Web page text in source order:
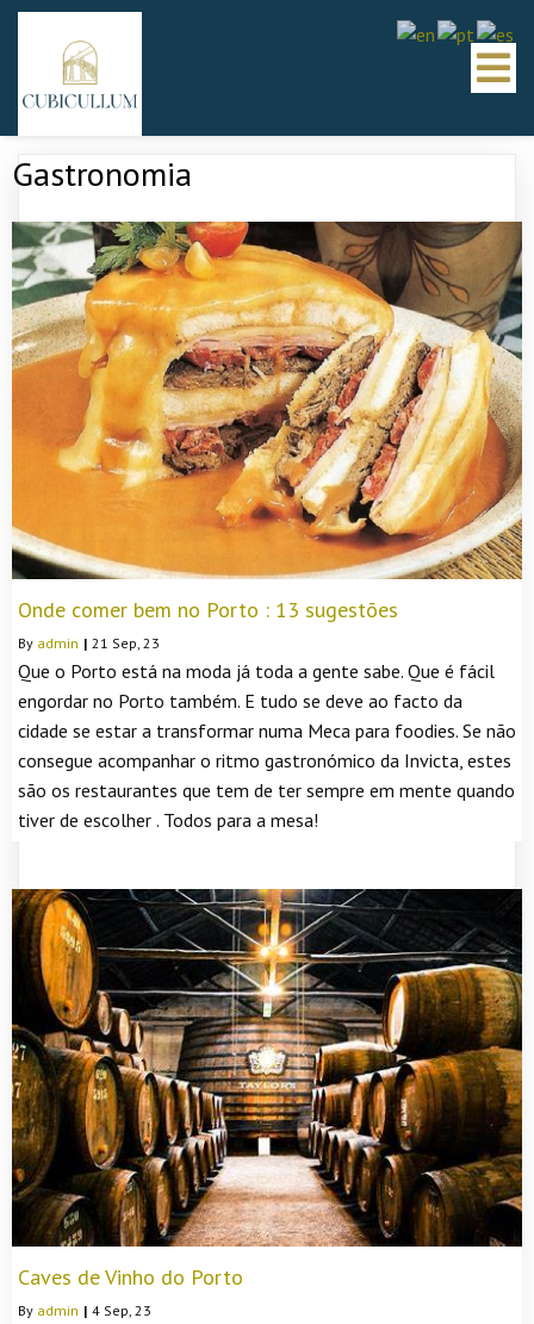
Gastronomia
Onde comer bem no Porto : 13 sugestões
By admin | 21 Sep, 23
Que o Porto está na moda já toda a gente sabe. Que é fácil
engordar no Porto também. E tudo se deve ao facto da
cidade se estar a transformar numa Meca para foodies. Se não
consegue acompanhar o ritmo gastronómico da Invicta, estes
são os restaurantes que tem de ter sempre em mente quando
tiver de escolher . Todos para a mesa!
Caves de Vinho do Porto
By admin | 4 Sep, 23